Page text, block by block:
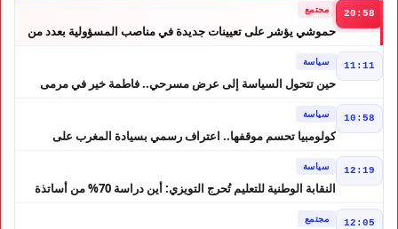
20:58 مجتمع
حموشي يؤشر على تعيينات جديدة في مناصب المسؤولية بعدد من
11:11 سياسة
حين تتحول السياسة إلى عرض مسرحي.. فاطمة خير في مرمى
10:58 سياسة
كولومبيا تحسم موقفها.. اعتراف رسمي بسيادة المغرب على
12:19 سياسة
النقابة الوطنية للتعليم تُحرج التويزي: أين دراسة 70% من أساتذة
12:05 مجتمع